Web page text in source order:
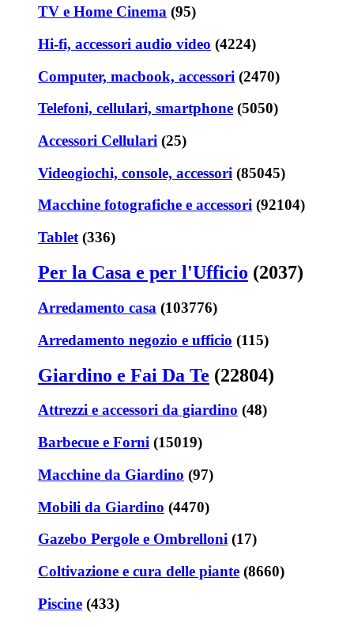
TV e Home Cinema (95)
Hi-fi, accessori audio video (4224)
Computer, macbook, accessori (2470)
Telefoni, cellulari, smartphone (5050)
Accessori Cellulari (25)
Videogiochi, console, accessori (85045)
Macchine fotografiche e accessori (92104)
Tablet (336)
Per la Casa e per l'Ufficio (2037)
Arredamento casa (103776)
Arredamento negozio e ufficio (115)
Giardino e Fai Da Te (22804)
Attrezzi e accessori da giardino (48)
Barbecue e Forni (15019)
Macchine da Giardino (97)
Mobili da Giardino (4470)
Gazebo Pergole e Ombrelloni (17)
Coltivazione e cura delle piante (8660)
Piscine (433)